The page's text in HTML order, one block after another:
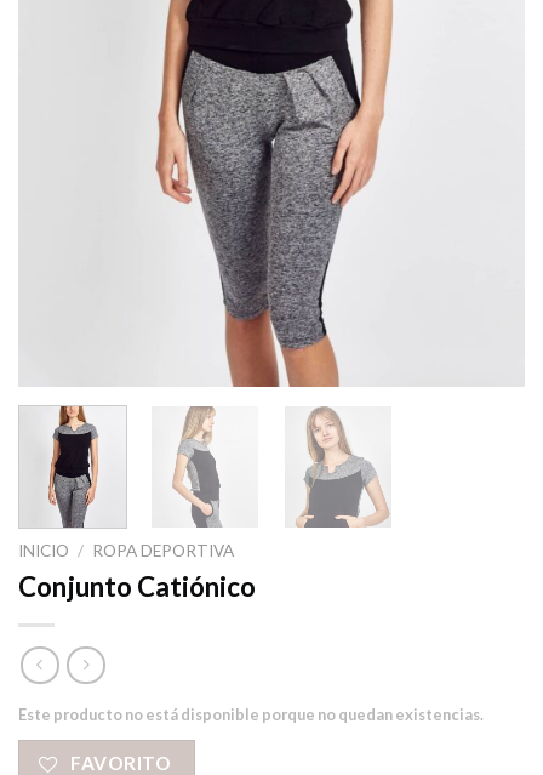
INICIO / ROPA DEPORTIVA
Conjunto Catiónico
Este producto no está disponible porque no quedan existencias.
FAVORITO